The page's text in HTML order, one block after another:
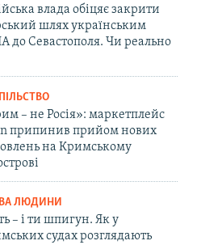
влада обіцяє закрити
шлях українським
до Севастополя. Чи реально
– не Росія»: маркетплейс
припинив прийом нових
на Кримському
ЛЮДИНИ
– і ти шпигун. Як у
судах розглядають